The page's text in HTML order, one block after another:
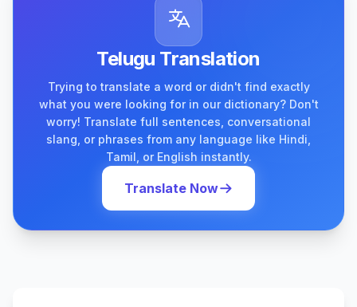
Telugu Translation
Trying to translate a word or didn't find exactly
what you were looking for in our dictionary? Don't
worry! Translate full sentences, conversational
slang, or phrases from any language like Hindi,
Tamil, or English instantly.
Translate Now